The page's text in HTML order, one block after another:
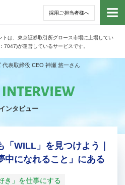
採用ご担当者様へ
トは、東京証券取引所グロース市場に上場してい
7047)が運営しているサービスです。
トッ
代表取締役 CEO 神瀬 悠一さん
ンタビュー
WILL」を見つけよう｜
中になれること」にある
き」を仕事にする